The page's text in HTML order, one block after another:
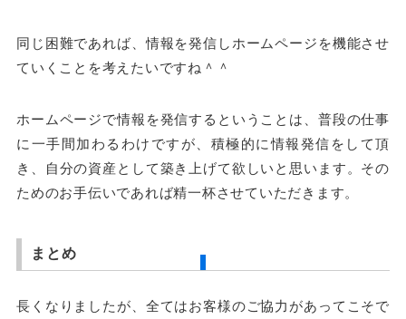
同じ困難であれば、情報を発信し ホームページ を機能させ
ていくことを考えたいですね＾＾
ホームページで情報を発信するということは、普段の仕事
に一手間加わるわけですが、積極的に情報発信をして頂
き、自分の資産として築き上げて欲しいと思います。その
ためのお手伝いであれば精一杯させていただきます。
まとめ
長くなりましたが、全てはお客様のご協力があってこそで